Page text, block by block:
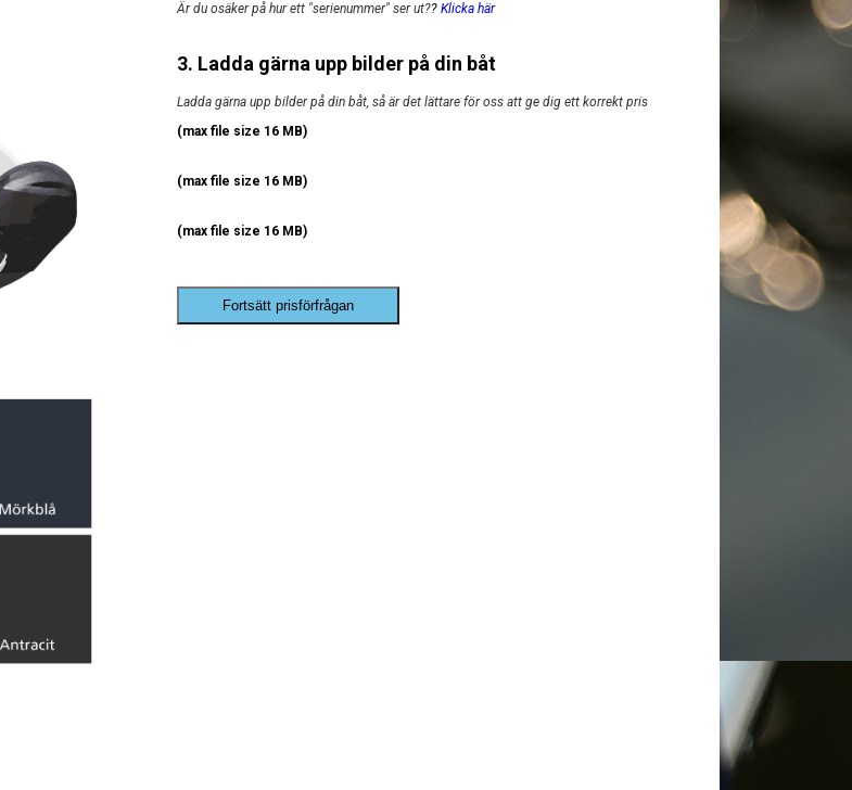
Är du osäker på hur ett "serienummer" ser ut?? Klicka här
3. Ladda gärna upp bilder på din båt
Ladda gärna upp bilder på din båt, så är det lättare för oss att ge dig ett korrekt pris
(max file size 16 MB)
(max file size 16 MB)
(max file size 16 MB)
Fortsätt prisförfrågan